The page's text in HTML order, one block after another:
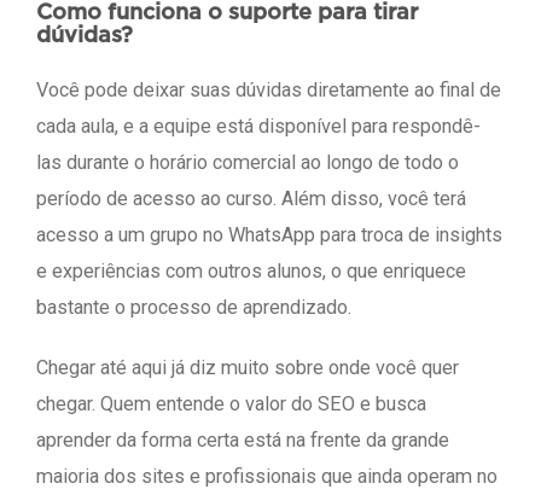
Como funciona o suporte para tirar
dúvidas?
Você pode deixar suas dúvidas diretamente ao final de
cada aula, e a equipe está disponível para respondê-
las durante o horário comercial ao longo de todo o
período de acesso ao curso. Além disso, você terá
acesso a um grupo no WhatsApp para troca de insights
e experiências com outros alunos, o que enriquece
bastante o processo de aprendizado.
Chegar até aqui já diz muito sobre onde você quer
chegar. Quem entende o valor do SEO e busca
aprender da forma certa está na frente da grande
maioria dos sites e profissionais que ainda operam no